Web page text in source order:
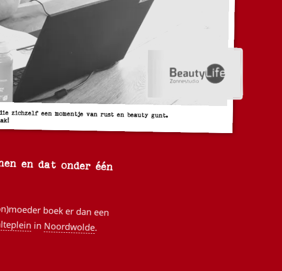
zichzelf een momentje van rust en beauty gunt.
en dat onder één
boek er dan een
inNoordwolde.